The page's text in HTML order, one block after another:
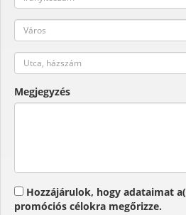
Megjegyzés
Hozzájárulok, hogy adataimat
promóciós célokra megőrizze.